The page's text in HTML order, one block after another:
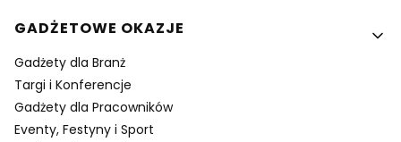
GADŻETOWE OKAZJE
Gadżety dla Branż
Targi i Konferencje
Gadżety dla Pracowników
Eventy, Festyny i Sport